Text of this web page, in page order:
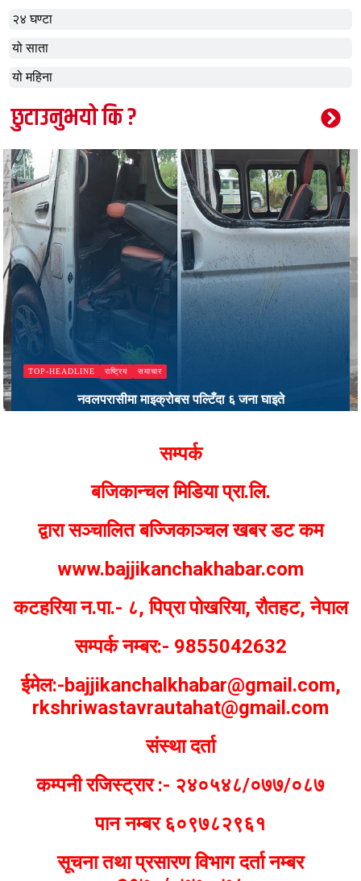
२४ घण्टा
यो साता
यो महिना
छुटाउनुभयो कि ?
TOP-HEADLINE राष्ट्रिय समाचार
नवलपरासीमा माइक्रोबस पल्टिँदा ६ जना घाइते
सम्पर्क
बजिकान्चल मिडिया प्रा.लि.
द्वारा सञ्चालित बज्जिकाञ्चल खबर डट कम
www.bajjikanchakhabar.com
कटहरिया न.पा.- ८, पिप्रा पोखरिया, रौतहट, नेपाल
सम्पर्क नम्बर:- 9855042632
ईमेल:-bajjikanchalkhabar@gmail.com,
rkshriwastavrautahat@gmail.com
संस्था दर्ता
कम्पनी रजिस्ट्रार :- २४०५४८/०७७/०८७
पान नम्बर ६०९७८२९६१
सूचना तथा प्रसारण विभाग दर्ता नम्बर